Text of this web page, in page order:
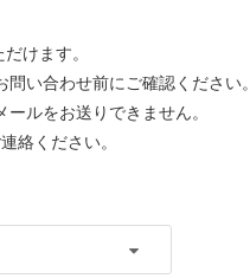
けます。
い合わせ前にご確認ください。
ルをお送りできません。
絡ください。